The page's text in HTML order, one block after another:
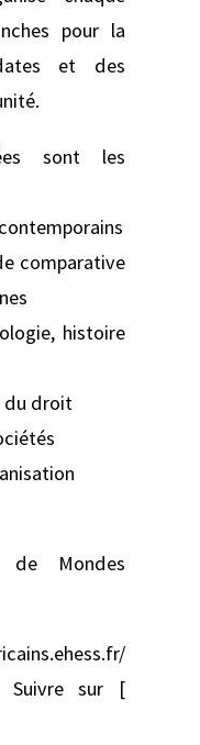
pour la
et des
sont les
comparative
histoire
du droit
de Mondes
Suivre sur [